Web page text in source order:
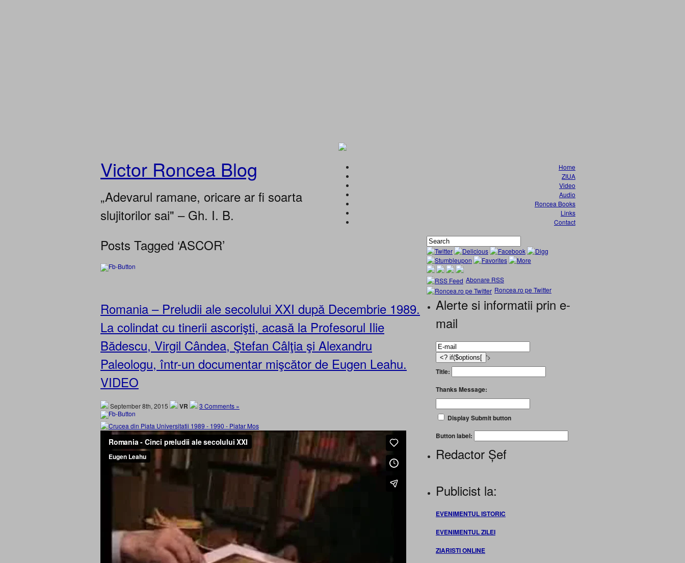
Victor Roncea Blog
„Adevarul ramane, oricare ar fi soarta
slujitorilor sai" – Gh. I. B.
Home
ZIUA
Video
Audio
Roncea Books
Links
Contact
Posts Tagged ‘ASCOR’
Romania – Preludii ale secolului XXI după Decembrie 1989.
La colindat cu tinerii ascorişti, acasă la Profesorul Ilie
Bădescu, Virgil Cândea, Ştefan Câlţia şi Alexandru
Paleologu, într-un documentar mişcător de Eugen Leahu.
VIDEO
September 8th, 2015 VR 3 Comments »
Abonare RSS
Roncea.ro pe Twitter
Alerte si informatii prin e-
mail
'>
Title:
Thanks Message:
Display Submit button
Button label:
Redactor Șef
Publicist la:
EVENIMENTUL ISTORIC
EVENIMENTUL ZILEI
ZIARISTI ONLINE